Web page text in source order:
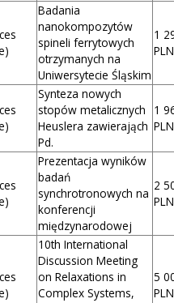
Badania
nanokompozytów
spineli ferrytowych
otrzymanych na
Uniwersytecie Śląskim
1
PLN
Synteza nowych
stopów metalicznych
Heuslera zawierająch
Pd.
1
PLN
Prezentacja wyników
badań
synchrotronowych na
konferencji
międzynarodowej
2
PLN
10th International
Discussion Meeting
on Relaxations in
Complex Systems,
5
PLN